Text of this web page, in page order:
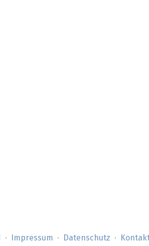
Impressum Datenschutz